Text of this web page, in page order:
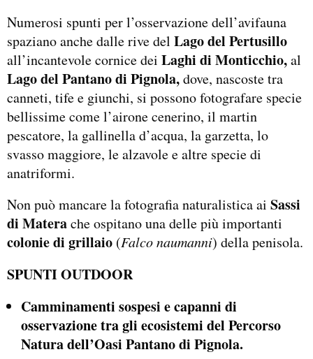
Numerosi spunti per l’osservazione dell’avifauna
spaziano anche dalle rive del Lago del Pertusillo
all’incantevole cornice dei Laghi di Monticchio,al
Lago del Pantano di Pignola,dove, nascoste tra
canneti, tife e giunchi, si possono fotografare specie
bellissime come l’airone cenerino, il martin
pescatore, la gallinella d’acqua, la garzetta, lo
svasso maggiore, le alzavole e altre specie di
anatriformi.
Non può mancare la fotografia naturalistica ai Sassi
di Materache ospitano una delle più importanti
colonie di grillaio (Falco naumanni) della penisola.
SPUNTI OUTDOOR
Camminamenti sospesi e capanni di
osservazione tra gli ecosistemi del Percorso
Natura dell’Oasi Pantano di Pignola.